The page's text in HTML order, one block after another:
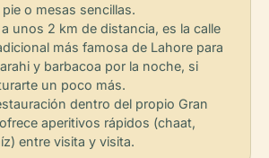
o mesas sencillas.
unos 2 km de distancia, es la calle
más famosa de Lahore para
y barbacoa por la noche, si
un poco más.
dentro del propio Gran
aperitivos rápidos (chaat,
entre visita y visita.